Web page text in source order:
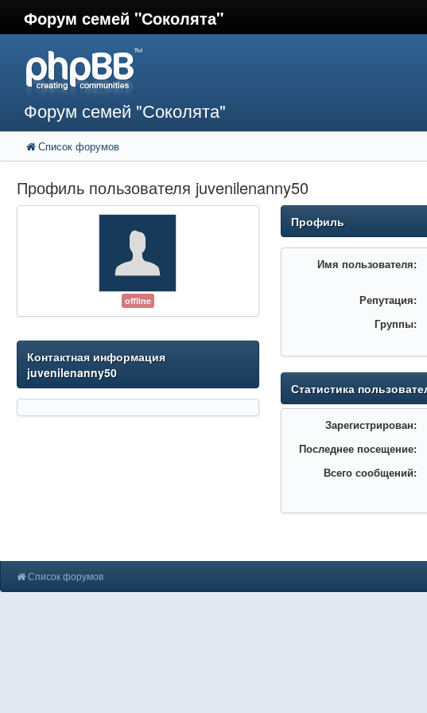
Форум семей "Соколята"
Форум семей "Соколята"
Список форумов
Профиль пользователя juvenilenanny50
offline
Контактная информация
juvenilenanny50
Профиль
Имя пользователя:
Репутация:
Группы:
Статистика
Зарегистрирован:
Последнее посещение:
Всего сообщений:
Список форумов